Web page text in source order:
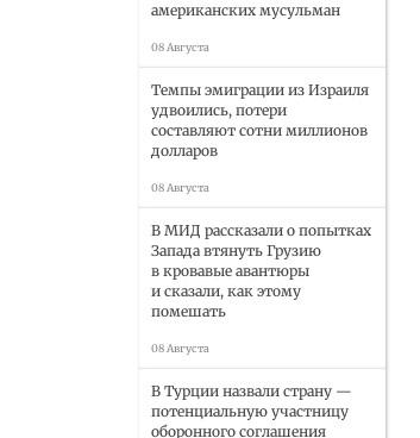
американских мусульман
08 Августа
Темпы эмиграции из Израиля
удвоились, потери
составляют сотни миллионов
долларов
08 Августа
В МИД рассказали о попытках
Запада втянуть Грузию
в кровавые авантюры
и сказали, как этому
помешать
08 Августа
В Турции назвали страну —
потенциальную участницу
оборонного соглашения